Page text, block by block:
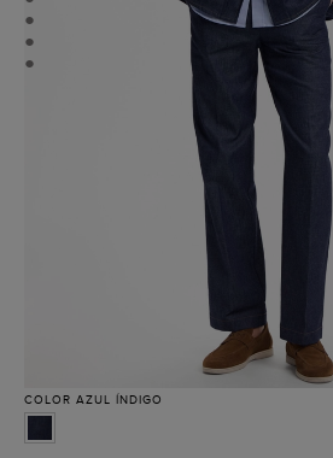
●
●
●
COLOR AZUL ÍNDIGO